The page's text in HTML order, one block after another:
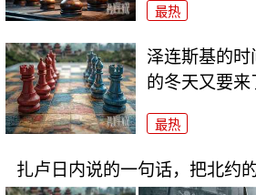
最热
泽连斯基的
的冬天又要来
最热
扎卢日内说的一句话，把北约